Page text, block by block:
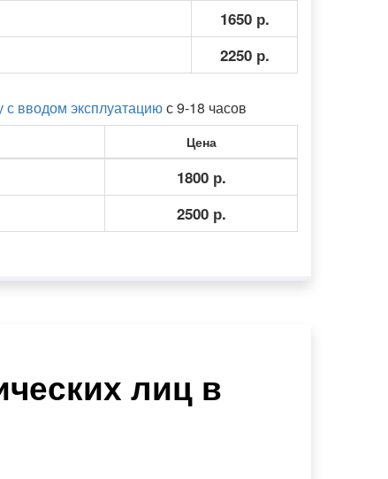
1650 р.
2250 р.
с вводом эксплуатациюс 9-18 часов
Цена
1800 р.
2500 р.
лиц в